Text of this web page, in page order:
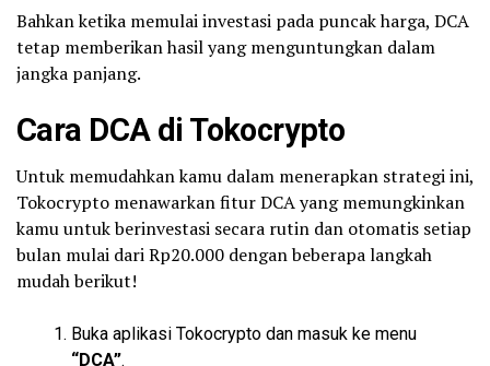
Bahkan ketika memulai investasi pada puncak harga, DCA
tetap memberikan hasil yang menguntungkan dalam
jangka panjang.
Cara DCA di Tokocrypto
Untuk memudahkan kamu dalam menerapkan strategi ini,
Tokocrypto menawarkan fitur DCA yang memungkinkan
kamu untuk berinvestasi secara rutin dan otomatis setiap
bulan mulai dari Rp20.000 dengan beberapa langkah
mudah berikut!
Buka aplikasi Tokocrypto dan masuk ke menu
“DCA”.